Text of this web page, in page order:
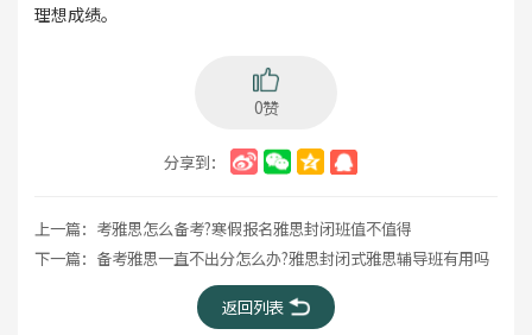
理想成绩。
0赞
分享到：
上一篇： 考雅思怎么备考?寒假报名雅思封闭班值不值得
下一篇： 备考雅思一直不出分怎么办?雅思封闭式雅思辅导班有用吗
返回列表